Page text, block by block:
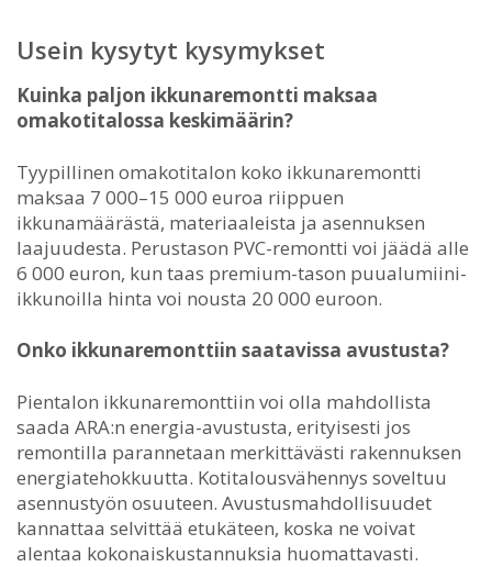
Usein kysytyt kysymykset
Kuinka paljon ikkunaremontti maksaa
omakotitalossa keskimäärin?
Tyypillinen omakotitalon koko ikkunaremontti
maksaa 7 000–15 000 euroa riippuen
ikkunamäärästä, materiaaleista ja asennuksen
laajuudesta. Perustason PVC-remontti voi jäädä alle
6 000 euron, kun taas premium-tason puualumiini-
ikkunoilla hinta voi nousta 20 000 euroon.
Onko ikkunaremonttiin saatavissa avustusta?
Pientalon ikkunaremonttiin voi olla mahdollista
saada ARA:n energia-avustusta, erityisesti jos
remontilla parannetaan merkittävästi rakennuksen
energiatehokkuutta. Kotitalousvähennys soveltuu
asennustyön osuuteen. Avustusmahdollisuudet
kannattaa selvittää etukäteen, koska ne voivat
alentaa kokonaiskustannuksia huomattavasti.